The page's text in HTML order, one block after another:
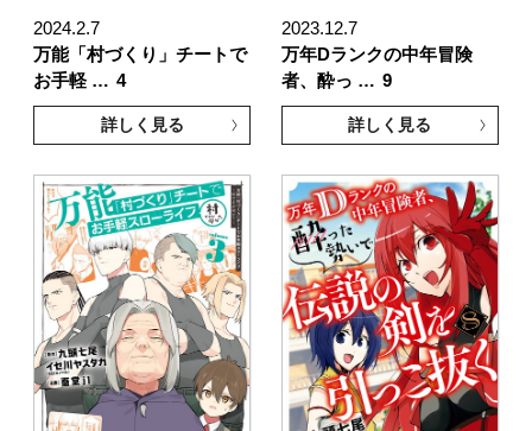
2024.2.7
万能「村づくり」チートで
お手軽 … 4
詳しく見る
2023.12.7
万年Dランクの中年冒険
者、酔っ … 9
詳しく見る